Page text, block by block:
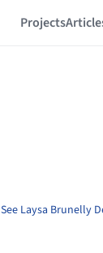
Projects
See Laysa Brunelly